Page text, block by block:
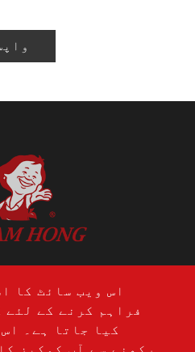
اس ویب سائٹ کا
فراہم کرنے کے
کیا جاتا ہے۔ اس
رکھنے سے آپ کوکیز
وینکسین روڈ، نانٹون
ٹیلی فون: